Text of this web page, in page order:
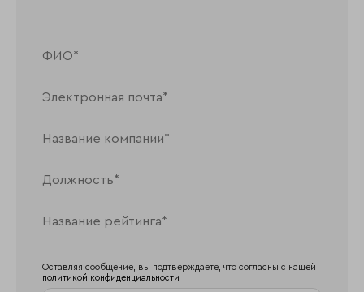
Оставляя сообщение, вы подтверждаете, что согласны с нашей
политикой конфиденциальности